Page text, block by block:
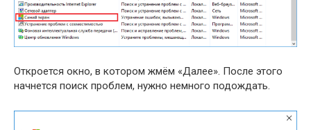
Откроется окно, в котором жмём «Далее». После этого
начнется поиск проблем, нужно немного подождать.